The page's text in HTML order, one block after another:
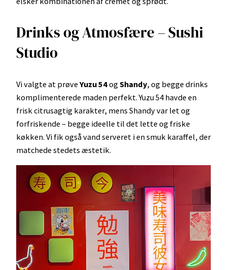
Drinks og Atmosfære – Sushi
Studio
Vi valgte at prøve Yuzu 54ogShandy, og begge drinks
komplimenterede maden perfekt. Yuzu 54 havde en
frisk citrusagtig karakter, mens Shandy var let og
forfriskende – begge ideelle til det lette og friske
køkken. Vi fik også vand serveret i en smuk karaffel, der
matchede stedets æstetik.